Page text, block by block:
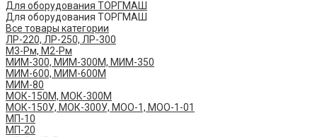
Для оборудования ТОРГМАШ
Для оборудования ТОРГМАШ
Все товары категории
ЛР-220, ЛР-250, ЛР-300
М3-Рм, М2-Рм
МИМ-300, МИМ-300М, МИМ-350
МИМ-600, МИМ-600М
МИМ-80
МОК-150М, МОК-300М
МОК-150У, МОК-300У, МОО-1, МОО-1-01
МП-10
МП-20